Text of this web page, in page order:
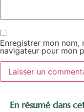
Enregistrer mon
navigateur pour mon
En résumé dans